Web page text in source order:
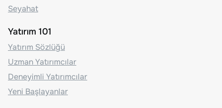
Seyahat
Yatırım 101
Yatırım Sözlüğü
Uzman Yatırımcılar
Deneyimli Yatırımcılar
Yeni Başlayanlar